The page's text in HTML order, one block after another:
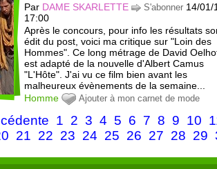
Par DAME SKARLETTE S'abonner 14/01/
17:00
Après le concours, pour info les résultats
édit du post, voici ma critique sur "Loin des
Hommes". Ce long métrage de David
est adapté de la nouvelle d'Albert Camus
"L'Hôte". J'ai vu ce film bien avant les
malheureux évènements de la semaine...
Homme
Ajouter à mon carnet de mode
1 2 3 4 5 6 7 8 9 10
21 22 23 24 25 26 27 28 29